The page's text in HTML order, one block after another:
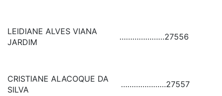
LEIDIANE ALVES VIANA
JARDIM
…………………27556
CRISTIANE ALACOQUE DA
SILVA
…………………27557